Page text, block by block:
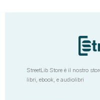
StreetLib Store è il nostro
libri, ebook, e audiolibri